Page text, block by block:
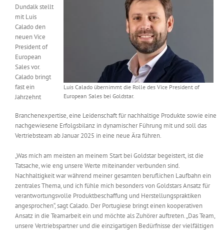
Messen & Events
Unternehmen
Interviews
Jobshop
Suche
nach:
Luis Calado übernimmt die Rolle des Vice President of
European Sales bei Goldstar.
Dundalk stellt
mit Luis
Calado den
neuen Vice
President of
European
Sales vor.
Calado bringt
fast ein
Jahrzehnt
Branchenexpertise, eine Leidenschaft für nachhaltige Produkte sowie eine
nachgewiesene Erfolgsbilanz in dynamischer Führung mit und soll das
Vertriebsteam ab Januar 2025 in eine neue Ära führen.
„Was mich am meisten an meinem Start bei Goldstar begeistert, ist die
Tatsache, wie eng unsere Werte miteinander verbunden sind.
Nachhaltigkeit war während meiner gesamten beruflichen Laufbahn ein
zentrales Thema, und ich fühle mich besonders von Goldstars Ansatz für
verantwortungsvolle Produktbeschaffung und Herstellungspraktiken
angesprochen“, sagt Calado. Der Portugiese bringt einen kooperativen
Ansatz in die Teamarbeit ein und möchte als Zuhörer auftreten. „Das Team,
unsere Vertriebspartner und die einzigartigen Bedürfnisse der vielfältigen